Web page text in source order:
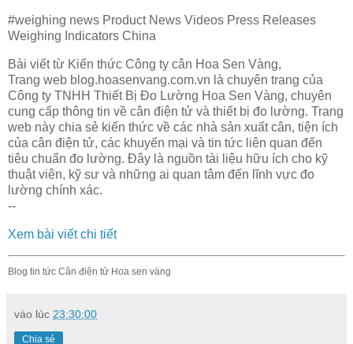
#weighing news Product News Videos Press Releases
Weighing Indicators China
Bài viết từ Kiến thức Công ty cân Hoa Sen Vàng,
Trang web blog.hoasenvang.com.vn là chuyên trang của
Công ty TNHH Thiết Bị Đo Lường Hoa Sen Vàng, chuyên
cung cấp thông tin về cân điện tử và thiết bị đo lường. Trang
web này chia sẻ kiến thức về các nhà sản xuất cân, tiện ích
của cân điện tử, các khuyến mại và tin tức liên quan đến
tiêu chuẩn đo lường. Đây là nguồn tài liệu hữu ích cho kỹ
thuật viên, kỹ sư và những ai quan tâm đến lĩnh vực đo
lường chính xác.
--
Xem bài viết chi tiết
Blog tin tức Cân điện tử Hoa sen vàng
vào lúc 23:30:00
Chia sẻ